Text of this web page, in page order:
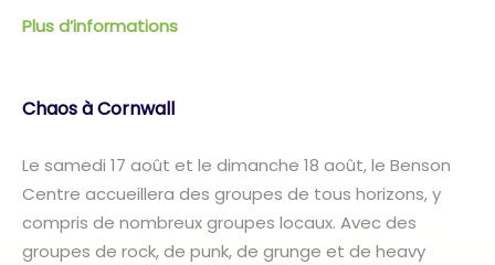
Plus d’informations
Chaos à Cornwall
Le samedi 17 août et le dimanche 18 août, le Benson
Centre accueillera des groupes de tous horizons, y
compris de nombreux groupes locaux. Avec des
groupes de rock, de punk, de grunge et de heavy